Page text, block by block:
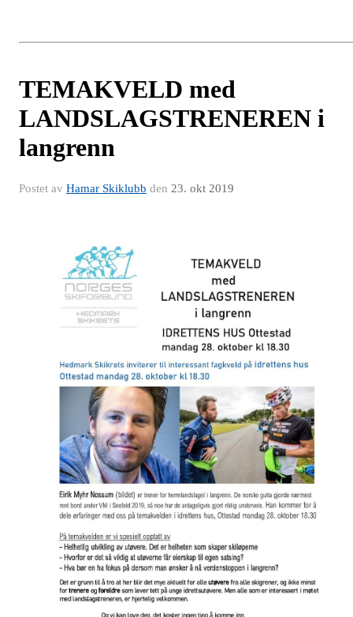
TEMAKVELD med
LANDSLAGSTRENEREN i
langrenn
Postet av Hamar Skiklubb den 23. okt 2019